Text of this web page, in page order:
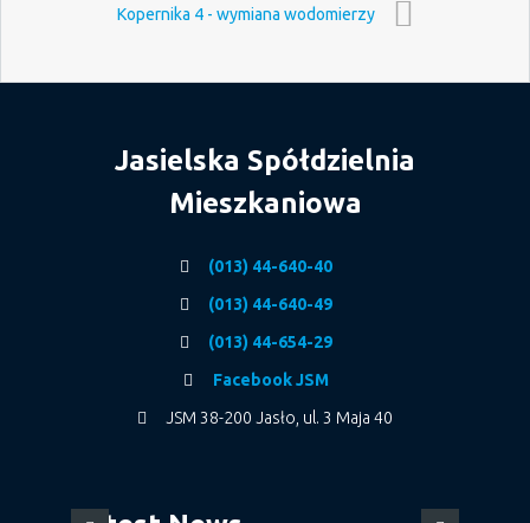
Kopernika 4 - wymiana wodomierzy
Jasielska Spółdzielnia
Mieszkaniowa
(013) 44-640-40
(013) 44-640-49
(013) 44-654-29
Facebook JSM
JSM 38-200 Jasło, ul. 3 Maja 40